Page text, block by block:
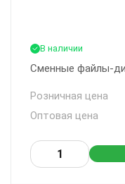
В наличии
Сменные файлы-
Розничная цена
Оптовая цена